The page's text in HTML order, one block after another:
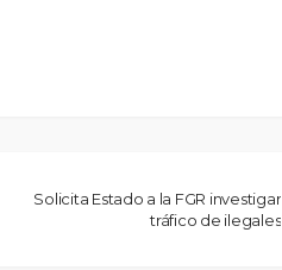
Solicita Estado a la FGR investigar
tráfico de ilegales